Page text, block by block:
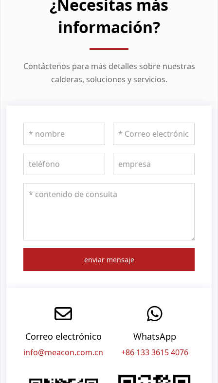
¿Necesitas más
información?
Contáctenos para más detalles sobre nuestras
calderas, soluciones y servicios.
enviar mensaje
Correo electrónico
info@meacon.com.cn
WhatsApp
+86 133 3615 4076